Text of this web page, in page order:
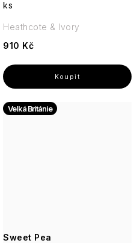
ks
910 Kč
Heathcote & Ivory
Sweet Pea
Velká Británie